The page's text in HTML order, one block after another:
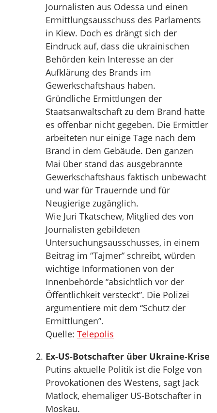
Journalisten aus Odessa und einen
Ermittlungsausschuss des Parlaments
in Kiew. Doch es drängt sich der
Eindruck auf, dass die ukrainischen
Behörden kein Interesse an der
Aufklärung des Brands im
Gewerkschaftshaus haben.
Gründliche Ermittlungen der
Staatsanwaltschaft zu dem Brand hatte
es offenbar nicht gegeben. Die Ermittler
arbeiteten nur einige Tage nach dem
Brand in dem Gebäude. Den ganzen
Mai über stand das ausgebrannte
Gewerkschaftshaus faktisch unbewacht
und war für Trauernde und für
Neugierige zugänglich.
Wie Juri Tkatschew, Mitglied des von
Journalisten gebildeten
Untersuchungsausschusses, in einem
Beitrag im “Tajmer” schreibt, würden
wichtige Informationen von der
Innenbehörde “absichtlich vor der
Öffentlichkeit versteckt”. Die Polizei
argumentiere mit dem “Schutz der
Ermittlungen”.
Quelle: Telepolis
Ex-US-Botschafter über Ukraine-Krise
Putins aktuelle Politik ist die Folge von
Provokationen des Westens, sagt Jack
Matlock, ehemaliger US-Botschafter in
Moskau.